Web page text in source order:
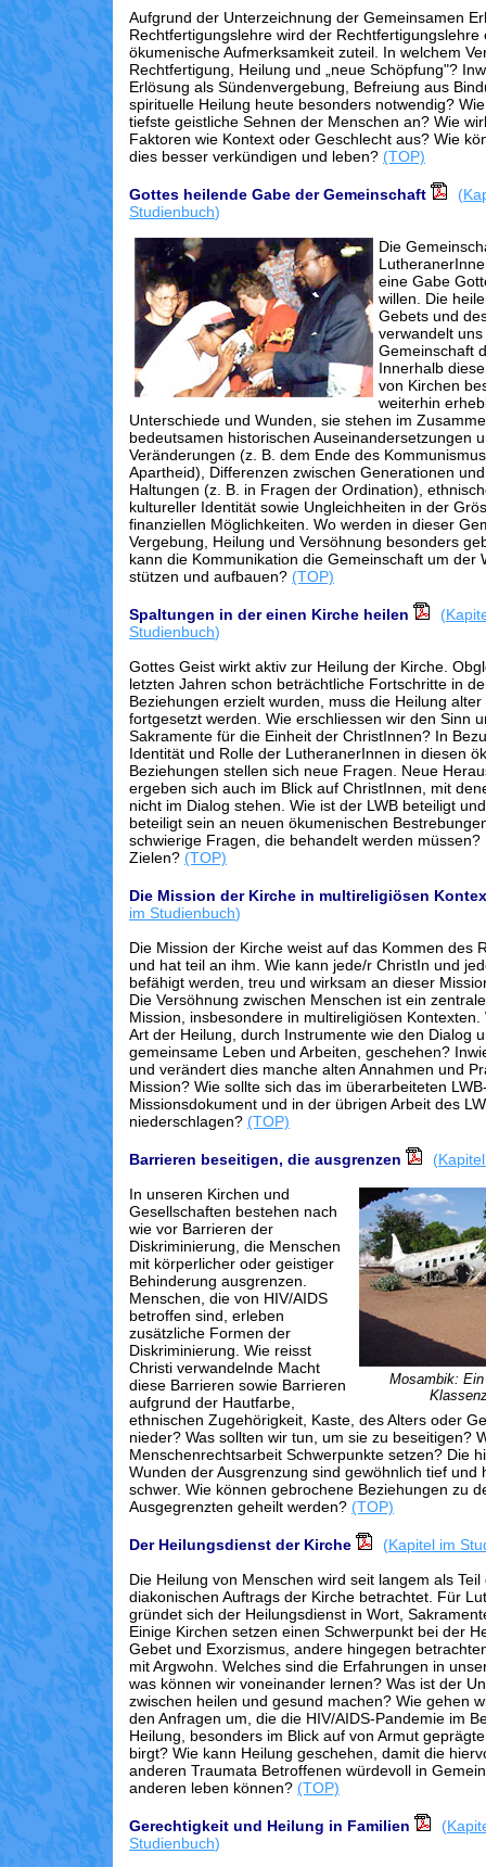
Aufgrund der Unterzeichnung der Gemeinsamen
Rechtfertigungslehre wird der Rechtfertigungslehre
ökumenische Aufmerksamkeit zuteil. In welchem
Rechtfertigung, Heilung und „neue Schöpfung"?
Erlösung als Sündenvergebung, Befreiung aus
spirituelle Heilung heute besonders notwendig?
tiefste geistliche Sehnen der Menschen an? Wie
Faktoren wie Kontext oder Geschlecht aus? Wie
dies besser verkündigen und leben? (TOP)
Gottes heilende Gabe der Gemeinschaft (
Studienbuch)
Die
eine Gabe
willen. Die
Gebets und
verwandelt
Gemeinschaft
Innerhalb
von Kirchen
weiterhin
Unterschiede und Wunden, sie stehen im
bedeutsamen historischen Auseinandersetzungen
Veränderungen (z. B. dem Ende des
Apartheid), Differenzen zwischen Generationen
Haltungen (z. B. in Fragen der Ordination),
kultureller Identität sowie Ungleichheiten in der
finanziellen Möglichkeiten. Wo werden in dieser
Vergebung, Heilung und Versöhnung besonders
kann die Kommunikation die Gemeinschaft um der
stützen und aufbauen? (TOP)
Spaltungen in der einen Kirche heilen (
Studienbuch)
Gottes Geist wirkt aktiv zur Heilung der Kirche.
letzten Jahren schon beträchtliche Fortschritte in
Beziehungen erzielt wurden, muss die Heilung
fortgesetzt werden. Wie erschliessen wir den Sinn
Sakramente für die Einheit der ChristInnen? In
Identität und Rolle der LutheranerInnen in diesen
Beziehungen stellen sich neue Fragen. Neue
ergeben sich auch im Blick auf ChristInnen, mit
nicht im Dialog stehen. Wie ist der LWB beteiligt
beteiligt sein an neuen ökumenischen
schwierige Fragen, die behandelt werden müssen?
Zielen? (TOP)
Die Mission der Kirche in multireligiösen
im Studienbuch)
Die Mission der Kirche weist auf das Kommen des
und hat teil an ihm. Wie kann jede/r ChristIn und
befähigt werden, treu und wirksam an dieser
Die Versöhnung zwischen Menschen ist ein
Mission, insbesondere in multireligiösen Kontexten.
Art der Heilung, durch Instrumente wie den Dialog
gemeinsame Leben und Arbeiten, geschehen?
und verändert dies manche alten Annahmen und
Mission? Wie sollte sich das im überarbeiteten
Missionsdokument und in der übrigen Arbeit des
niederschlagen? (TOP)
Barrieren beseitigen, die ausgrenzen (
Mosambik:
In unseren Kirchen und
Gesellschaften bestehen nach
wie vor Barrieren der
Diskriminierung, die Menschen
mit körperlicher oder geistiger
Behinderung ausgrenzen.
Menschen, die von HIV/AIDS
betroffen sind, erleben
zusätzliche Formen der
Diskriminierung. Wie reisst
Christi verwandelnde Macht
diese Barrieren sowie Barrieren
aufgrund der Hautfarbe,
ethnischen Zugehörigkeit, Kaste, des Alters oder
nieder? Was sollten wir tun, um sie zu beseitigen?
Menschenrechtsarbeit Schwerpunkte setzen? Die
Wunden der Ausgrenzung sind gewöhnlich tief und
schwer. Wie können gebrochene Beziehungen zu
Ausgegrenzten geheilt werden? (TOP)
Der Heilungsdienst der Kirche (Kapitel im
Die Heilung von Menschen wird seit langem als
diakonischen Auftrags der Kirche betrachtet. Für
gründet sich der Heilungsdienst in Wort,
Einige Kirchen setzen einen Schwerpunkt bei der
Gebet und Exorzismus, andere hingegen
mit Argwohn. Welches sind die Erfahrungen in
was können wir voneinander lernen? Was ist der
zwischen heilen und gesund machen? Wie gehen
den Anfragen um, die die HIV/AIDS-Pandemie im
Heilung, besonders im Blick auf von Armut
birgt? Wie kann Heilung geschehen, damit die
anderen Traumata Betroffenen würdevoll in
anderen leben können? (TOP)
Gerechtigkeit und Heilung in Familien (
Studienbuch)